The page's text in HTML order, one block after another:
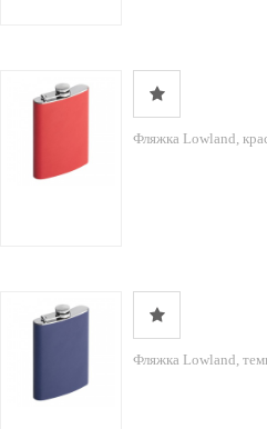
Фляжка Lowland,
Фляжка Lowland,